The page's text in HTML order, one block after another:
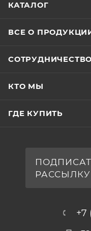
КАТАЛОГ
ВСЕ О
СОТРУДНИЧЕСТВО
КТО МЫ
ГДЕ КУПИТЬ
РАССЫЛКУ
+7